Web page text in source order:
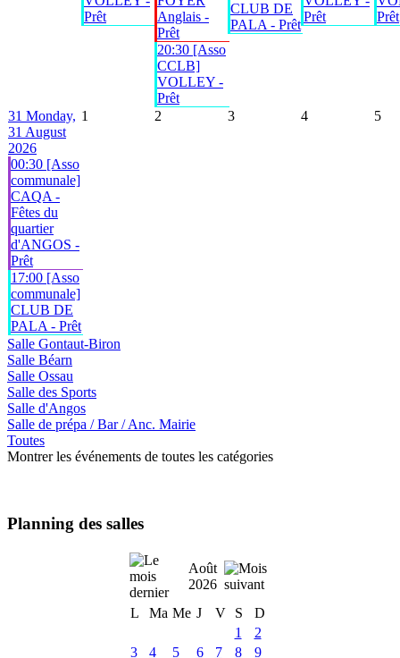
Prêt
Anglais -
Prêt
20:30 [Asso
CCLB]
VOLLEY -
Prêt
CLUB DE
PALA - Prêt
Prêt
Prêt
31 Monday,
31 August
2026
00:30 [Asso
communale]
CAQA -
Fêtes du
quartier
d'ANGOS -
Prêt
17:00 [Asso
communale]
CLUB DE
PALA - Prêt
1 2 3 4 5
Salle Gontaut-Biron
Salle Béarn
Salle Ossau
Salle des Sports
Salle d'Angos
Salle de prépa / Bar / Anc. Mairie
Toutes
Montrer les événements de toutes les catégories
Planning des salles
Août
2026
L
Ma Me J V S
D
1
2
3
4 5 6 7 8
9